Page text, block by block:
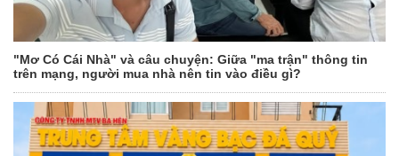
"Mơ Có Cái Nhà" và câu chuyện: Giữa "ma trận" thông tin
trên mạng, người mua nhà nên tin vào điều gì?